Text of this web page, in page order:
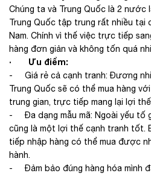
Chúng ta và Trung Quốc là 2 nước
Trung Quốc tập trung rất nhiều tại
Nam. Chính vì thế việc trực tiếp
hàng đơn giản và không tốn quá
· Ưu điểm:
- Giá rẻ cả cạnh tranh: Đương
Trung Quốc sẽ có thể mua hàng
trung gian, trực tiếp mang lại lợi
- Đa dạng mẫu mã: Ngoài yếu tố
cũng là một lợi thế cạnh tranh tốt.
tiếp nhập hàng có thể mua được
hành.
- Đảm bảo đúng hàng hóa mình